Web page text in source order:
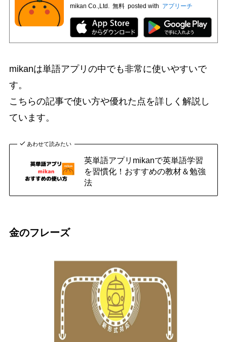
mikan Co.,Ltd. 無料 posted with アプリーチ
mikanは単語アプリの中でも非常に使いやすいで
す。
こちらの記事で使い方や優れた点を詳しく解説し
ています。
あわせて読みたい
英単語アプリmikanで英単語学習
を習慣化！おすすめの教材＆勉強
法
金のフレーズ